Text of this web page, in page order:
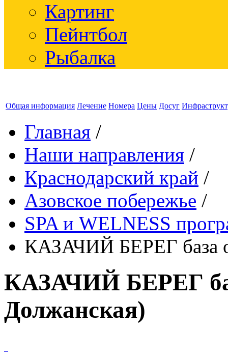
Картинг
Пейнтбол
Рыбалка
Общая информация Лечение Номера Цены Досуг
Главная /
Наши направления /
Краснодарский край /
Азовское побережье /
SPA и WELNESS
КАЗАЧИЙ БЕРЕГ база
КАЗАЧИЙ БЕРЕГ
Должанская)